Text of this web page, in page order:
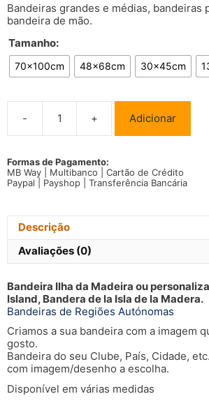
Bandeiras grandes e médias, bandeiras
bandeira de mão.
Tamanho:
70x100cm 48x68cm 30x45cm
-
Quantidade
de
da
Madeira
+ Adicionar
Formas de Pagamento:
MB Way | Multibanco | Cartão de Crédito
Paypal | Payshop | Transferência Bancária
Descrição
Avaliações (0)
Bandeira Ilha da Madeira ou
Island, Bandera de la Isla de la Madera.
Bandeiras de Regiões Autónomas
Criamos a sua bandeira com a imagem
gosto.
Bandeira do seu Clube, País, Cidade,
com imagem/desenho a escolha.
Disponível em várias medidas